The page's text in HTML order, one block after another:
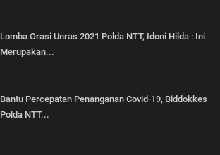
Lomba Orasi Unras 2021 Polda NTT, Idoni Hilda : Ini
Merupakan...
Bantu Percepatan Penanganan Covid-19, Biddokkes
Polda NTT...